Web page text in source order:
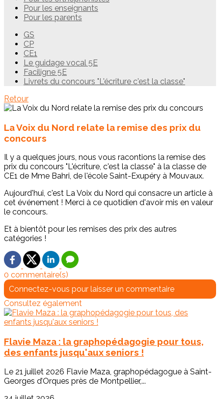
Pour les enseignants
Pour les parents
GS
CP
CE1
Le guidage vocal 5E
Faciligne 5E
Livrets du concours "L'écriture c'est la classe"
Retour
La Voix du Nord relate la remise des prix du
concours
Il y a quelques jours, nous vous racontions la remise des
prix du concours "L'écriture, c'est la classe" à la classe de
CE1 de Mme Bahri, de l'école Saint-Exupéry à Mouvaux.
Aujourd'hui, c'est La Voix du Nord qui consacre un article à
cet événement ! Merci à ce quotidien d'avoir mis en valeur
le concours.
Et à bientôt pour les remises des prix des autres
catégories !
0 commentaire(s)
Connectez-vous pour laisser un commentaire
Consultez également
Flavie Maza : la graphopédagogie pour tous,
des enfants jusqu'aux seniors !
Le 21 juillet 2026 Flavie Maza, graphopédagogue à Saint-
Georges d’Orques près de Montpellier,...